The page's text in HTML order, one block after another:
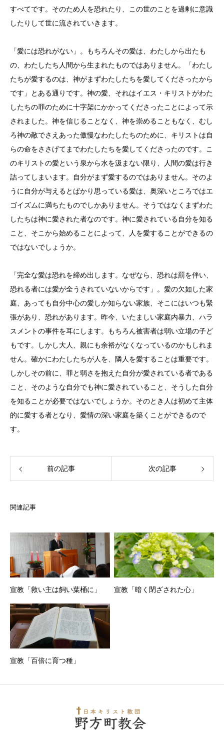
すべてです。そのため人を恐れたり、この世のことを過剰に意識
したりして世に流されていきます。
「愛には恐れがない」。もちろんその愛は、わたしから出たも
の、わたしたち人間から生まれたものではありません。「わたし
たちが愛するのは、神がまずわたしたちを愛してくださったから
です」とある通りです。神の愛、それはイエス・キリストがわた
したちの罪のために十字架にかかってくださったことによって示
されました。神を信じることなく、神を崇めることもなく、むし
ろ神の敵でさえあった傲慢なわたしたちのために、キリストは自
らの命をささげてまでわたしたちを愛してくださったのです。こ
のキリストの愛という泉から水を汲まない限り、人間の愛は行き
詰ってしまいます。自分がまず愛するのではありません。そのよ
うに自分が与えるとばかり思っている愛は、奥深いところではエ
ゴイズムに満ちたものでしかありません。そうではなくまずわた
したちは神に愛された者なのです。神に愛されている自分を知る
こと、そこから始めることによって、人を愛することができるの
ではないでしょうか。
「完全な愛は恐れを締め出します。なぜなら、恐れは罰を伴い、
恐れる者には愛が全うされていないからです」。愛の欠如した家
庭、あっても自分中心の愛しか知らない家族、そこにはいつも緊
張があり、恐れがあります。昨今、いたましい家庭内暴力、ハラ
スメントの事件を耳にします。もちろん被害者は弱い立場の子ど
もです。しかし大人、親にも余裕がなくなっているのかもしれま
せん。確かにわたしたちが人を、隣人を愛することは重要です。
しかしその前に、罪と弱さを抱えた自分が愛されている者である
こと、そのような自分でも神に愛されていること、そうした自分
を知ることが必要ではないでしょうか。そのとき人は初めて主体
的に愛する者となり、愛情の深い家庭を築くことができるので
す。
前の記事 次の記事
関連記事
宣教「救い主は飼い葉桶に」 宣教「暗く閉ざされた心」
宣教「百倍に育つ種」